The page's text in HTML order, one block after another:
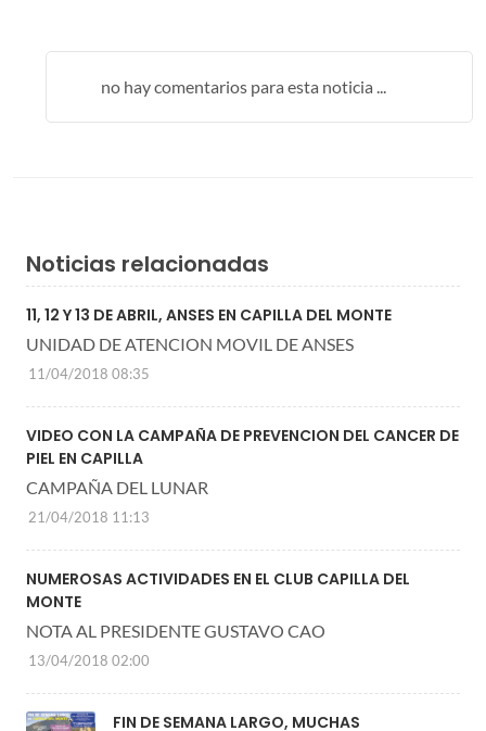
no hay comentarios para esta noticia ...
Noticias relacionadas
11, 12 Y 13 DE ABRIL, ANSES EN CAPILLA DEL MONTE
UNIDAD DE ATENCION MOVIL DE ANSES
11/04/2018 08:35
VIDEO CON LA CAMPAÑA DE PREVENCION DEL CANCER DE
PIEL EN CAPILLA
CAMPAÑA DEL LUNAR
21/04/2018 11:13
NUMEROSAS ACTIVIDADES EN EL CLUB CAPILLA DEL
MONTE
NOTA AL PRESIDENTE GUSTAVO CAO
13/04/2018 02:00
FIN DE SEMANA LARGO, MUCHAS